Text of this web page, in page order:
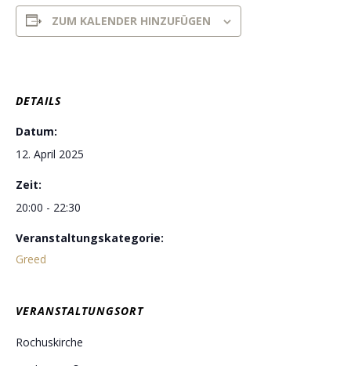
ZUM KALENDER HINZUFÜGEN
DETAILS
Datum:
12. April 2025
Zeit:
20:00 - 22:30
Veranstaltungskategorie:
Greed
VERANSTALTUNGSORT
Rochuskirche